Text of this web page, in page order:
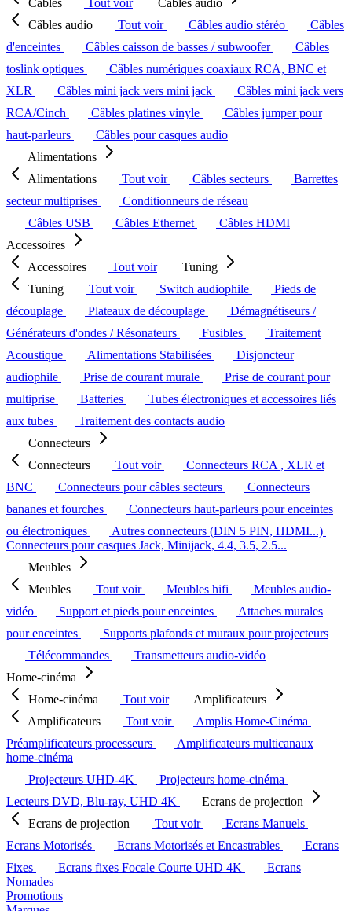
Câbles
Tout voir
Câbles audio
Câbles audio
Tout voir Câbles audio stéréo
Câbles
d'enceintes
Câbles caisson de basses / subwoofer
Câbles
toslink optiques
Câbles numériques coaxiaux RCA, BNC et
XLR
Câbles mini jack vers mini jack
Câbles mini jack vers
RCA/Cinch
Câbles platines vinyle
Câbles jumper pour
haut-parleurs
Câbles pour casques audio
Alimentations
Alimentations
Tout voir Câbles secteurs
Barrettes
secteur multiprises
Conditionneurs de réseau
Câbles USB
Câbles Ethernet
Câbles HDMI
Accessoires
Accessoires
Tout voir
Tuning
Tuning
Tout voir Switch audiophile
Pieds de
découplage
Plateaux de découplage
Démagnétiseurs /
Générateurs d'ondes / Résonateurs
Fusibles
Traitement
Acoustique
Alimentations Stabilisées
Disjoncteur
audiophile
Prise de courant murale
Prise de courant pour
multiprise
Batteries
Tubes électroniques et accessoires liés
aux tubes
Traitement des contacts audio
Connecteurs
Connecteurs
Tout voir
Connecteurs RCA , XLR et
BNC
Connecteurs pour câbles secteurs
Connecteurs
bananes et fourches
Connecteurs haut-parleurs pour enceintes
ou électroniques
Autres connecteurs (DIN 5 PIN, HDMI...)
Connecteurs pour casques Jack, Minijack, 4.4, 3.5, 2.5...
Meubles
Meubles
Tout voir Meubles hifi
Meubles audio-
vidéo
Support et pieds pour enceintes
Attaches murales
pour enceintes
Supports plafonds et muraux pour projecteurs
Télécommandes
Transmetteurs audio-vidéo
Home-cinéma
Home-cinéma
Tout voir
Amplificateurs
Amplificateurs
Tout voir
Amplis Home-Cinéma
Préamplificateurs processeurs
Amplificateurs multicanaux
home-cinéma
Projecteurs UHD-4K
Projecteurs home-cinéma
Lecteurs DVD, Blu-ray, UHD 4K
Ecrans de projection
Ecrans de projection
Tout voir
Ecrans Manuels
Ecrans Motorisés
Ecrans Motorisés et Encastrables
Ecrans
Fixes
Ecrans fixes Focale Courte UHD 4K
Ecrans
Nomades
Promotions